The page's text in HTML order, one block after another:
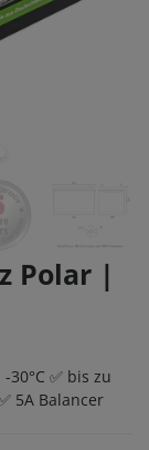
Polar |
✅ bis zu
5A Balancer